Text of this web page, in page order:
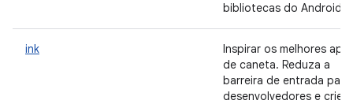
bibliotecas do AndroidX.
ink
Inspirar os melhores
de caneta. Reduza a
barreira de entrada para
desenvolvedores e crie